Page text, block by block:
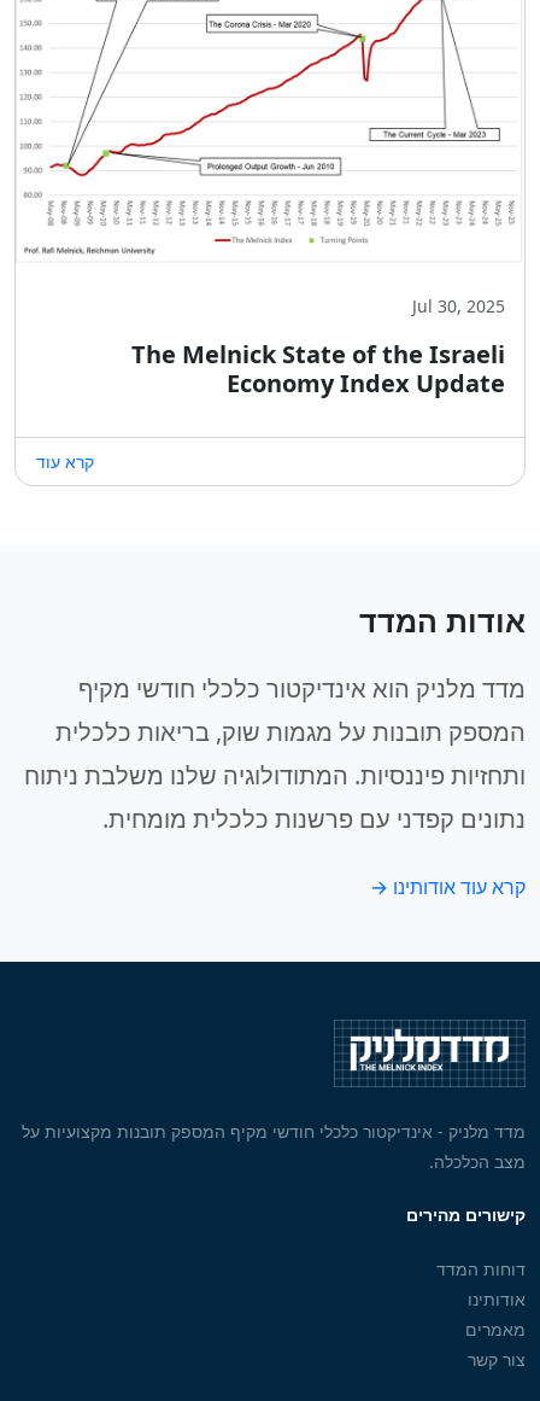
Jul 30, 2025
The Melnick State of the Israeli
Economy Index Update
קרא עוד
אודות המדד
מדד מלניק הוא אינדיקטור כלכלי חודשי מקיף
המספק תובנות על מגמות שוק, בריאות כלכלית
ותחזיות פיננסיות. המתודולוגיה שלנו משלבת ניתוח
נתונים קפדני עם פרשנות כלכלית מומחית.
קרא עוד אודותינו →
מדד מלניק - אינדיקטור כלכלי חודשי מקיף המספק תובנות מקצועיות על
מצב הכלכלה.
קישורים מהירים
דוחות המדד
אודותינו
מאמרים
צור קשר